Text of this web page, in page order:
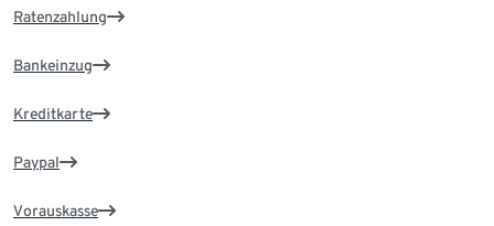
Ratenzahlung
Bankeinzug
Kreditkarte
Paypal
Vorauskasse